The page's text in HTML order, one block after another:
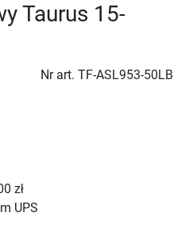
Taurus 15-
Nr art. TF-ASL953-50LB
zł
UPS